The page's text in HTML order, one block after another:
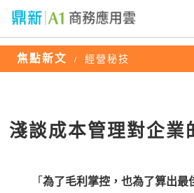
焦點新文 / 經營秘技
淺談成本管理對企業
「為了毛利掌控，也為了算出最